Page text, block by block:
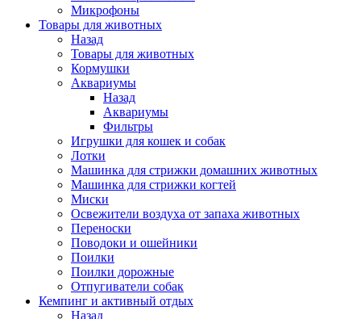
Микрофоны
Товары для животных
Назад
Товары для животных
Кормушки
Аквариумы
Назад
Аквариумы
Фильтры
Игрушки для кошек и собак
Лотки
Машинка для стрижки домашних животных
Машинка для стрижки когтей
Миски
Освежители воздуха от запаха животных
Переноски
Поводоки и ошейники
Поилки
Поилки дорожные
Отпугиватели собак
Кемпинг и активный отдых
Назад